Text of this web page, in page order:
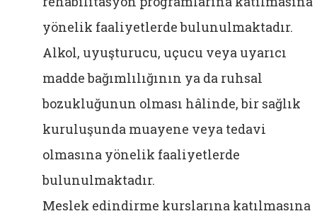
yönelik faaliyetlerde bulunulmaktadır.
Alkol, uyuşturucu, uçucu veya uyarıcı
madde bağımlılığının ya da ruhsal
bozukluğunun olması hâlinde, bir sağlık
kuruluşunda muayene veya tedavi
olmasına yönelik faaliyetlerde
bulunulmaktadır.
Meslek edindirme kurslarına katılmasına